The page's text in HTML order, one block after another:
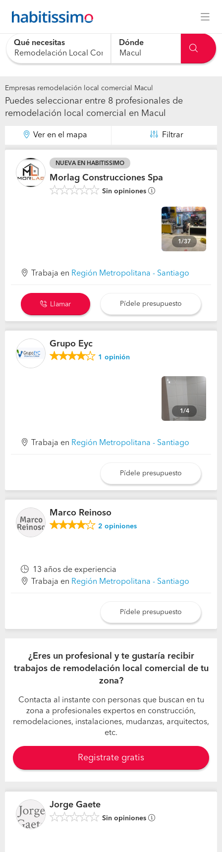
Qué necesitas Dónde
Empresas remodelación local comercial Macul
Puedes seleccionar entre 8 profesionales de
remodelación local comercial en Macul
Ver en el mapa Filtrar
NUEVA EN HABITISSIMO
Morlag Construcciones Spa
Sin opiniones
1/37
Trabaja en Región Metropolitana - Santiago
Llamar Pídele presupuesto
Grupo Eyc
1 opinión
1/4
Trabaja en Región Metropolitana - Santiago
Pídele presupuesto
Marco Reinoso
2 opiniones
13 años de experiencia
Trabaja en Región Metropolitana - Santiago
Pídele presupuesto
¿Eres un profesional y te gustaría recibir
trabajos de remodelación local comercial de tu
zona?
Contacta al instante con personas que buscan en tu
zona a profesionales expertos en construcción,
remodelaciones, instalaciones, mudanzas, arquitectos,
etc.
Registrate gratis
Jorge Gaete
Sin opiniones